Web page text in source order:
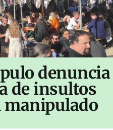
denuncia
de insultos
manipulado